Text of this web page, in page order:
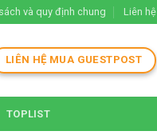
và quy định chung Liên hệ
LIÊN HỆ MUA GUESTPOST
TOPLIST